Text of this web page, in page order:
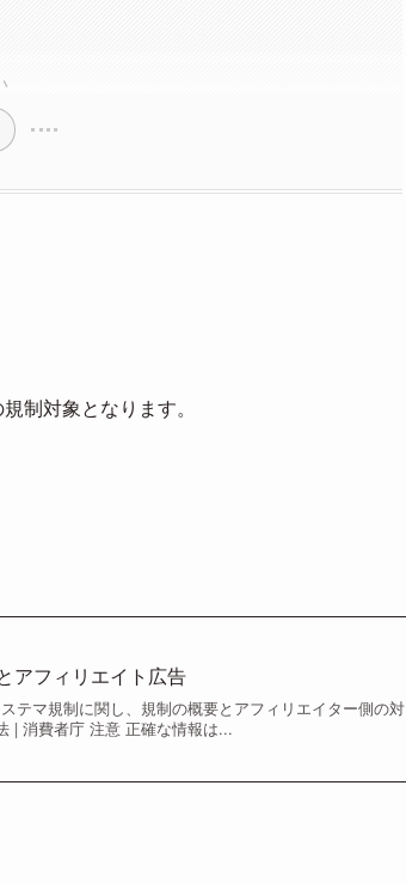
制対象となります。
アフィリエイト広告
テマ規制に関し、規制の概要とアフィリエイター側の対
| 消費者庁 注意 正確な情報は...